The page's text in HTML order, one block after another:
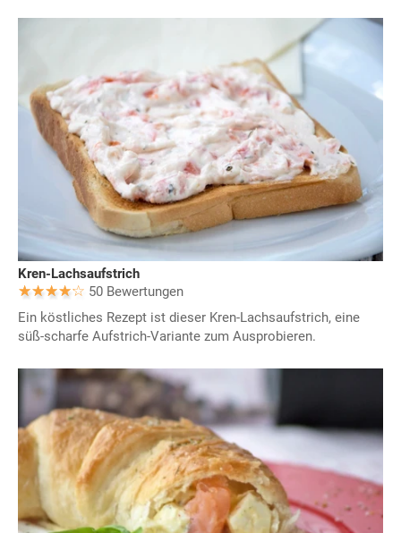
Kren-Lachsaufstrich
50 Bewertungen
Ein köstliches Rezept ist dieser Kren-Lachsaufstrich, eine
süß-scharfe Aufstrich-Variante zum Ausprobieren.